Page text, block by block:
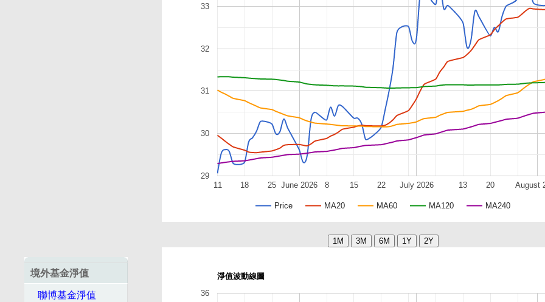
境外基金淨值
聯博基金淨值
Price MA20 MA60 MA120 MA240
June 2026 July 2026 August
11 18 25 8 15 22 13 20
29
30
31
32
33
淨值波動線圖
36